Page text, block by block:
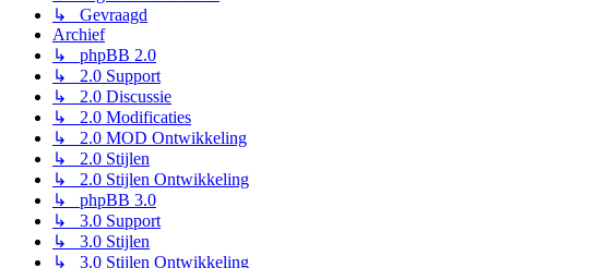
↳ Gevraagd
Archief
↳ phpBB 2.0
↳ 2.0 Support
↳ 2.0 Discussie
↳ 2.0 Modificaties
↳ 2.0 MOD Ontwikkeling
↳ 2.0 Stijlen
↳ 2.0 Stijlen Ontwikkeling
↳ phpBB 3.0
↳ 3.0 Support
↳ 3.0 Stijlen
↳ 3.0 Stijlen Ontwikkeling